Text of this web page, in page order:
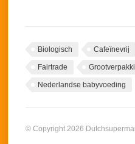
Biologisch Cafeïnevrij
Fairtrade
Nederlandse babyvoeding
© Copyright 2026